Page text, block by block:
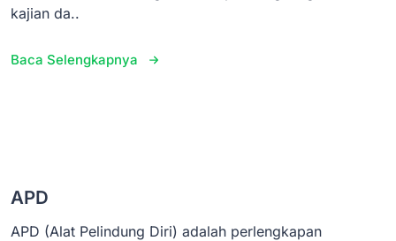
kajian da..
Baca Selengkapnya
APD
APD (Alat Pelindung Diri) adalah perlengkapan